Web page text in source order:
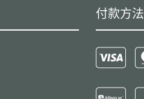
付款方法